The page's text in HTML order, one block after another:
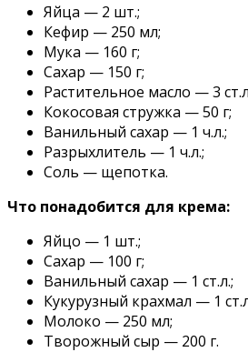
Яйца — 2 шт.;
Кефир — 250 мл;
Мука — 160 г;
Сахар — 150 г;
Растительное масло — 3
Кокосовая стружка — 50 г;
Ванильный сахар — 1 ч.л.;
Разрыхлитель — 1 ч.л.;
Соль — щепотка.
Что понадобится для крема:
Яйцо — 1 шт.;
Сахар — 100 г;
Ванильный сахар — 1 ст.л.;
Кукурузный крахмал — 1
Молоко — 250 мл;
Творожный сыр — 200 г.